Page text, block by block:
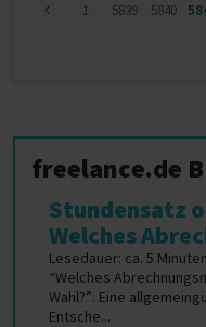
1 5839 5840
freelance.de
Stundensatz
Welches
Lesedauer: ca. 5
“Welches
Wahl?”. Eine
Entsche...